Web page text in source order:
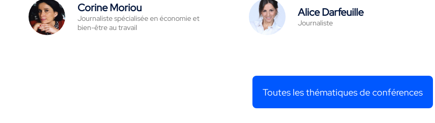
Corine Moriou
Journaliste spécialisée en économie et
bien-être au travail
Alice Darfeuille
Journaliste
Toutes les thématiques de conférences